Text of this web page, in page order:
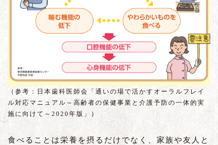
（参考：日本歯科医師会「通いの場で活かすオーラルフレイ
ル対応マニュアル～高齢者の保健事業と介護予防の一体的実
施に向けて～2020年版」
）
食べることは栄養を摂るだけでなく、家族や友人と